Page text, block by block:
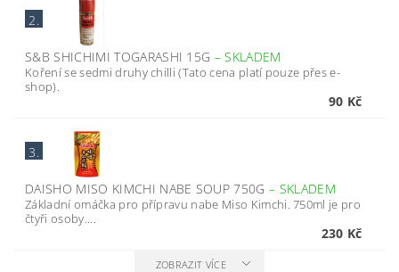
2.
S&B SHICHIMI TOGARASHI 15G – SKLADEM
Koření se sedmi druhy chilli (Tato cena platí pouze přes e-
shop).
90 Kč
3.
DAISHO MISO KIMCHI NABE SOUP 750G– SKLADEM
Základní omáčka pro přípravu nabe Miso Kimchi. 750ml je pro
čtyři osoby....
230 Kč
ZOBRAZIT VÍCE